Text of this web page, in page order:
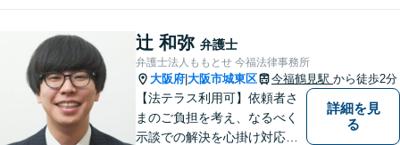
【高倉町三丁目バス停徒歩１
分】【当日・夜間・休日相談
可】刑事事件/相続問題/離婚問
題など経験と知識をもとに、
依頼者様の不安を解消し、問
題解決へ導きます
辻 和弥 弁護士
弁護士法人ももとせ 今福法律事務所
大阪府 大阪市城東区 今福鶴見駅 から徒歩2分
【法テラス利用可】依頼者さ
まのご負担を考え、なるべく
示談での解決を心掛け対応い
詳細を見
る